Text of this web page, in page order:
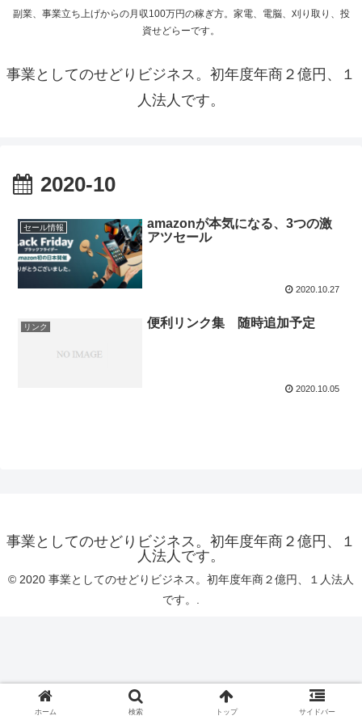
副業、事業立ち上げからの月収100万円の稼ぎ方。家電、電脳、刈り取り、投
資せどらーです。
事業としてのせどりビジネス。初年度年商２億円、１
人法人です。
2020-10
セール情報
amazonが本気になる、3つの激
アツセール
2020.10.27
リンク 便利リンク集 随時追加予定
2020.10.05
事業としてのせどりビジネス。初年度年商２億円、１
人法人です。
© 2020 事業としてのせどりビジネス。初年度年商２億円、１人法人
です。.
ホーム 検索 トップ サイドバー